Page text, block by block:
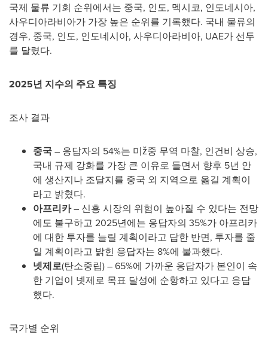
국제 물류 기회 순위에서는 중국, 인도, 멕시코, 인도네시아,
사우디아라비아가 가장 높은 순위를 기록했다. 국내 물류의
경우, 중국, 인도, 인도네시아, 사우디아라비아, UAE가 선두
를 달렸다.
2025년 지수의 주요 특징
조사 결과
중국– 응답자의 54%는 미ž중 무역 마찰, 인건비 상승,
국내 규제 강화를 가장 큰 이유로 들면서 향후 5년 안
에 생산지나 조달지를 중국 외 지역으로 옮길 계획이
라고 밝혔다.
아프리카– 신흥 시장의 위험이 높아질 수 있다는 전망
에도 불구하고 2025년에는 응답자의 35%가 아프리카
에 대한 투자를 늘릴 계획이라고 답한 반면, 투자를 줄
일 계획이라고 밝힌 응답자는 8%에 불과했다.
넷제로(탄소중립) – 65%에 가까운 응답자가 본인이 속
한 기업이 넷제로 목표 달성에 순항하고 있다고 응답
했다.
국가별 순위